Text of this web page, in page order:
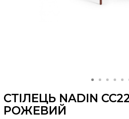
СТІЛЕЦЬ NADIN
РОЖЕВИЙ